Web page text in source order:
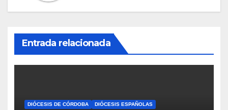
Entrada relacionada
DIÓCESIS DE CÓRDOBA DIÓCESIS ESPAÑOLAS